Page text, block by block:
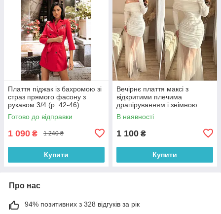
Плаття піджак із бахромою зі
страз прямого фасону з
рукавом 3/4 (р. 42-46)
66032050Qr
Готово до відправки
1 090 ₴ 1 240 ₴
Купити
Вечірнє плаття максі з
відкритими плечима
драпіруванням і знімною
фатиновою спідницею (р. 42-
46) 33036307
В наявності
1 100 ₴
Купити
Про нас
94% позитивних з 328 відгуків за рік